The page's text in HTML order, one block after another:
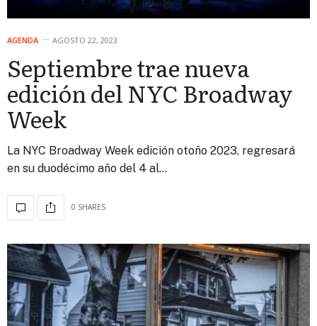
AGENDA AGOSTO 22, 2023
Septiembre trae nueva
edición del NYC Broadway
Week
La NYC Broadway Week edición otoño 2023, regresará
en su duodécimo año del 4 al…
0 SHARES